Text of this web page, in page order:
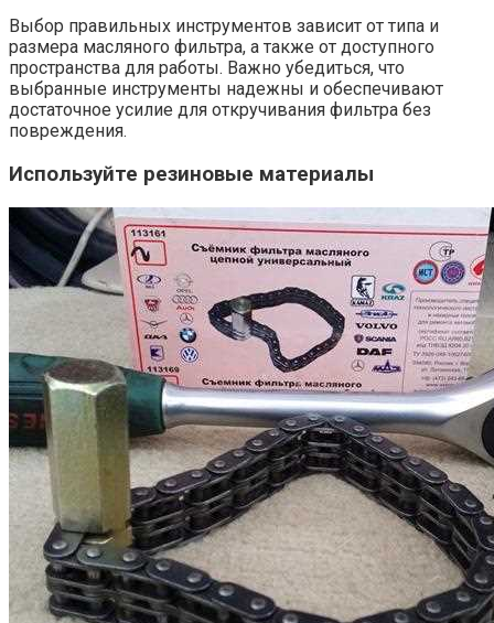
Выбор правильных инструментов зависит от типа и
размера масляного фильтра, а также от доступного
пространства для работы. Важно убедиться, что
выбранные инструменты надежны и обеспечивают
достаточное усилие для откручивания фильтра без
повреждения.
Используйте резиновые материалы